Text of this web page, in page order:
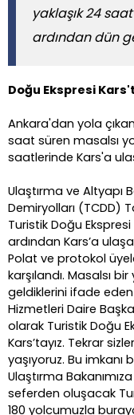
yaklaşık 24
ardından dün
Doğu Ekspresi
Ankara'dan yola
saat süren masalsı
saatlerinde Kars'a
Ulaştırma ve Altyapı
Demiryolları (TCDD)
Turistik Doğu
ardından Kars’a
Polat ve protokol
karşılandı. Masalsı
geldiklerini ifade eden
Hizmetleri Daire
olarak Turistik Doğu
Kars’tayız. Tekrar
yaşıyoruz. Bu imkanı
Ulaştırma
seferden oluşacak
180 yolcumuzla